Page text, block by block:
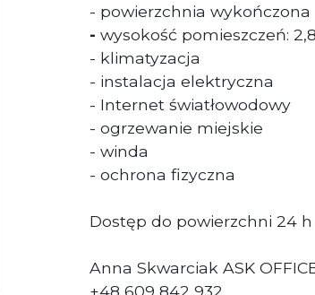
- powierzchnia wykończona
- wysokość pomieszczeń:
- klimatyzacja
- instalacja elektryczna
- Internet światłowodowy
- ogrzewanie miejskie
- winda
- ochrona fizyczna
Dostęp do powierzchni 24
Anna Skwarciak ASK
+48 609 842 932